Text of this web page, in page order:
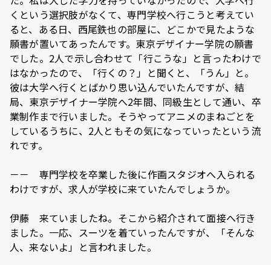
くという選択肢がなくて、専門学校へ行こうと考えてい
ると、ある日、西尾鉄也の部屋に、どこかで見たような
願書が置いてあったんです。東京デザイナー学院の願書
でした。2人で示し合わせて「行こうな」と言ったわけで
はなかったので、「行くの？」と聞くと、「うん」と。
彼は大学へ行くとばかり思い込んでいたんですが、結
局、東京デザイナー学院へ2年間、同級生として通い、卒
業制作まで行いました。そうやってアニメのまねごとを
しているうちに、2人ともその気になっていったという流
れです。
－－ 専門学校を卒業した後に作画スタジオへ入られる
わけですが、求人が学校に来ていたんでしょうか。
伊藤 来ていましたね。そこから紹介されて面接へ行き
ました。一応、スーツを着ていったんですが、「そんな
人、来ないよ」と言われました。